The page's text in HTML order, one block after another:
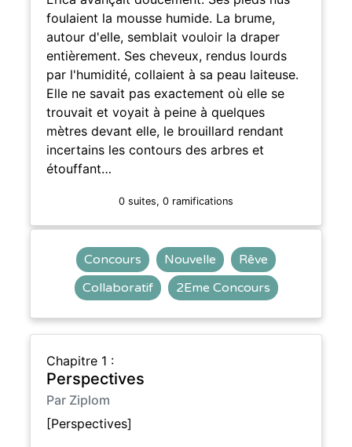
foulaient la mousse humide. La brume,
autour d'elle, semblait vouloir la draper
entièrement. Ses cheveux, rendus lourds
par l'humidité, collaient à sa peau laiteuse.
Elle ne savait pas exactement où elle se
trouvait et voyait à peine à quelques
mètres devant elle, le brouillard rendant
incertains les contours des arbres et
étouffant…
0 suites, 0 ramifications
Concours Nouvelle
Rêve
Collaboratif
2Eme Concours
Chapitre 1 :
Perspectives
Par Ziplom
[Perspectives]